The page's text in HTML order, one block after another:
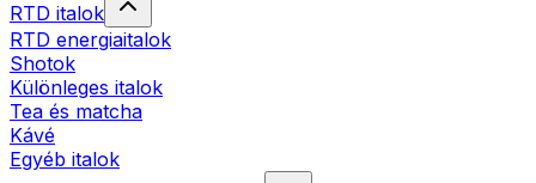
RTD italok
RTD energiaitalok
Shotok
Különleges italok
Tea és matcha
Kávé
Egyéb italok